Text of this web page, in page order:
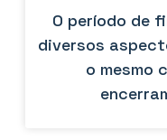
O período de
diversos
o mesmo